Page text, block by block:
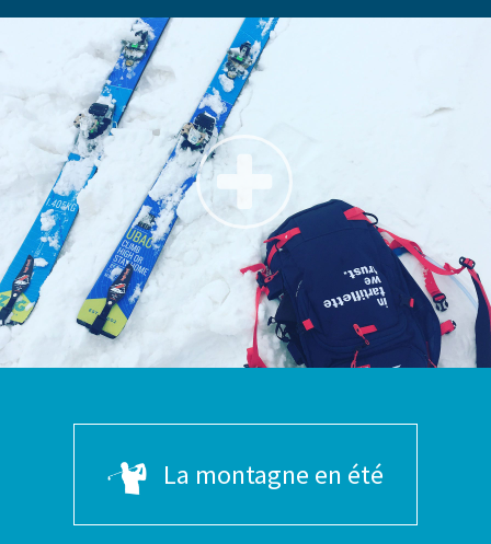
La montagne en été